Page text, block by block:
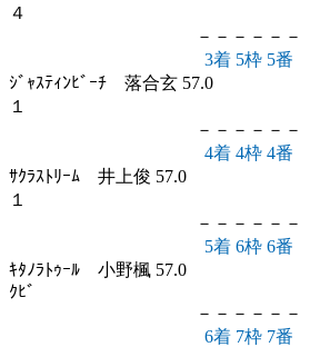
４
－－－－－－
3着 5枠 5番
ｼﾞｬｽﾃｨﾝﾋﾞｰﾁ 落合玄 57.0
１
－－－－－－
4着 4枠 4番
ｻｸﾗｽﾄﾘｰﾑ 井上俊 57.0
１
－－－－－－
5着 6枠 6番
ｷﾀﾉﾗﾄｩｰﾙ 小野楓 57.0
ｸﾋﾞ
－－－－－－
6着 7枠 7番